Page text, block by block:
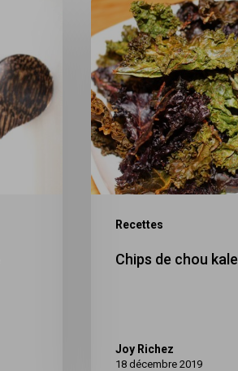
Recettes
Chips
de
chou
kale
Chips de chou kale
Joy Richez
18 décembre 2019